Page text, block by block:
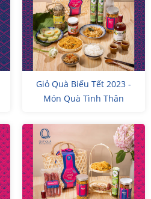
Giỏ Quà Biếu Tết 2023 -
Món Quà Tình Thân